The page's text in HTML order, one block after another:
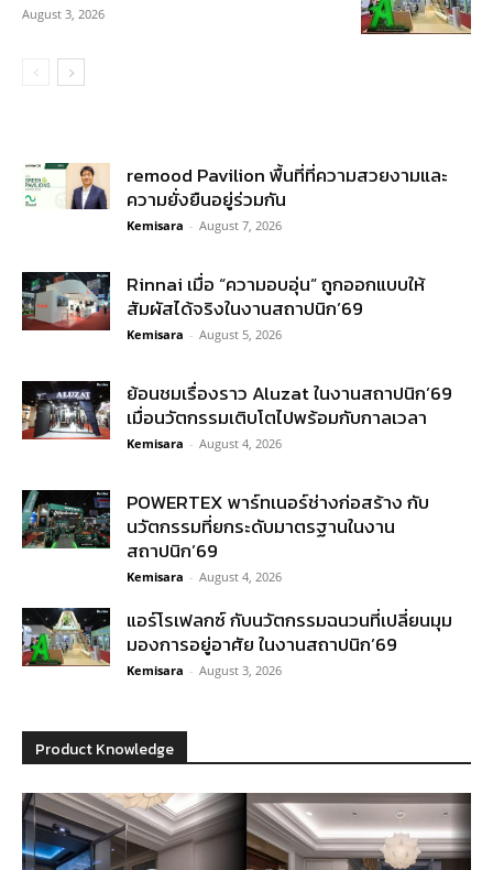
August 3, 2026
remood Pavilion พื้นที่ที่ความสวยงามและ
ความยั่งยืนอยู่ร่วมกัน
Kemisara - August 7, 2026
Rinnai เมื่อ “ความอบอุ่น” ถูกออกแบบให้
สัมผัสได้จริงในงานสถาปนิก’69
Kemisara - August 5, 2026
ย้อนชมเรื่องราว Aluzat ในงานสถาปนิก’69
เมื่อนวัตกรรมเติบโตไปพร้อมกับกาลเวลา
Kemisara - August 4, 2026
POWERTEX พาร์ทเนอร์ช่างก่อสร้าง กับ
นวัตกรรมที่ยกระดับมาตรฐานในงาน
สถาปนิก’69
Kemisara - August 4, 2026
แอร์โรเฟลกซ์ กับนวัตกรรมฉนวนที่เปลี่ยนมุม
มองการอยู่อาศัย ในงานสถาปนิก’69
Kemisara - August 3, 2026
Product Knowledge